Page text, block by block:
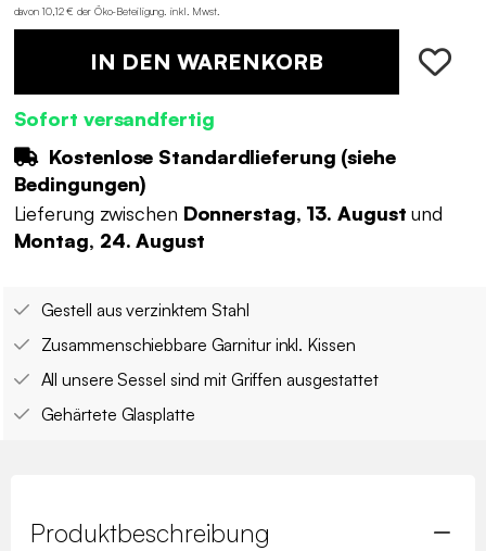
davon 10,12 € der Öko-Beteiligung inkl. Mwst.
IN DEN WARENKORB
Sofort versandfertig
Kostenlose Standardlieferung (siehe
Bedingungen)
Lieferung zwischen Donnerstag, 13. August und
Montag, 24. August
Gestell aus verzinktem Stahl
Zusammenschiebbare Garnitur inkl. Kissen
All unsere Sessel sind mit Griffen ausgestattet
Gehärtete Glasplatte
Produktbeschreibung